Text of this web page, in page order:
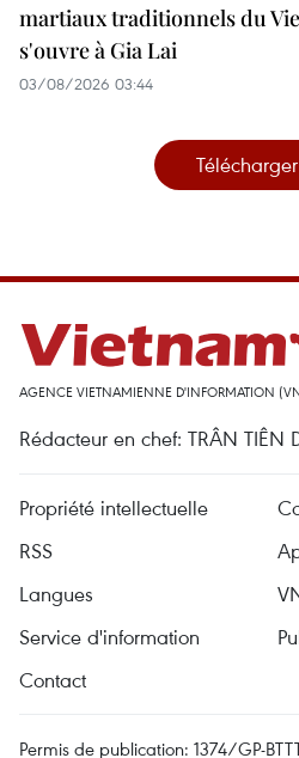
martiaux traditionnels du
s'ouvre à Gia Lai
03/08/2026 03:44
AGENCE VIETNAMIENNE D'INFORMATION
Rédacteur en chef: TRÂN TIÊN
Propriété intellectuelle
RSS
Langues
Service d'information
Contact
Permis de publication: 1374/GP-